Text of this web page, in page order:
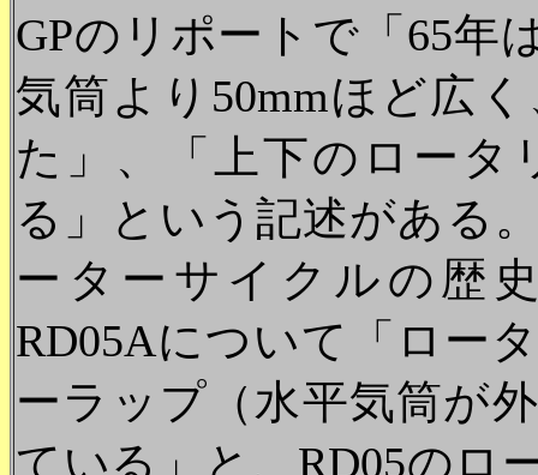
GPのリポートで「65年
気筒より50mmほど広
た」、「上下のロータ
る」という記述がある
ーターサイクルの歴
RD05Aについて「ロー
ーラップ（水平気筒が
ている」と、RD05のロ